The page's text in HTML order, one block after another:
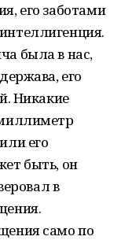
его заботами
была в нас,
его
Никакие
его
быть, он
в
само по